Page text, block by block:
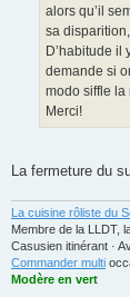
alors qu’il
sa
D’habitude il
demande si
modo siffle la
Merci!
La fermeture du
La cuisine rôliste du
Membre de la LLDT,
Casusien itinérant ·
Commander multi
Modère en vert